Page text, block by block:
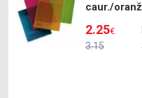
caur./
3.15
2.25€